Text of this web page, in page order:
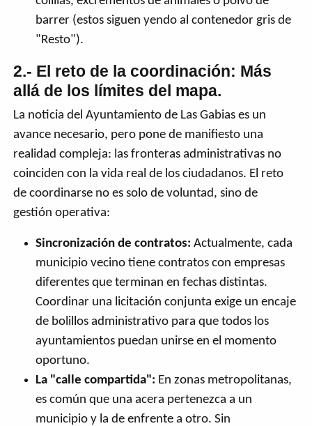
barrer (estos siguen yendo al contenedor gris de
"Resto").
2.- El reto de la coordinación: Más
allá de los límites del mapa.
La noticia del Ayuntamiento de Las Gabias es un
avance necesario, pero pone de manifiesto una
realidad compleja: las fronteras administrativas no
coinciden con la vida real de los ciudadanos. El reto
de coordinarse no es solo de voluntad, sino de
gestión operativa:
Sincronización de contratos:Actualmente, cada
municipio vecino tiene contratos con empresas
diferentes que terminan en fechas distintas.
Coordinar una licitación conjunta exige un encaje
de bolillos administrativo para que todos los
ayuntamientos puedan unirse en el momento
oportuno.
La "calle compartida": En zonas metropolitanas,
es común que una acera pertenezca a un
municipio y la de enfrente a otro. Sin